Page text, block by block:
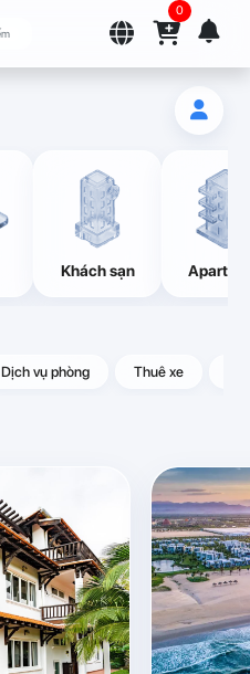
0
Khách sạn
Dịch vụ phòng Thuê xe